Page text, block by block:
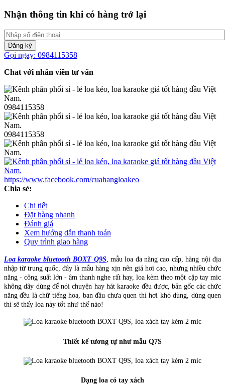
Nhận thông tin khi có hàng trở lại
Đăng ký
Gọi ngay: 0984115358
Chat với nhân viên tư vấn
0984115358
0984115358
https://www.facebook.com/cuahangloakeo
Chia sẻ:
Chi tiết
Đặt hàng nhanh
Đánh giá
Xem hướng dẫn thanh toán
Quy trình giao hàng
Loa karaoke bluetooth BOXT Q9S, mẫu loa đa năng cao cấp, hàng nội địa
nhập từ trung quốc, đây là mẫu hàng xịn nên giá hơi cao, nhưng nhiều chức
năng - công suất lớn - âm thanh nghe rất hay, loa kèm theo một cặp tay mic
không dây dùng để nói chuyện hay hát karaoke đều được, bản gốc các chức
năng đều là chữ tiếng hoa, ban đầu chưa quen thì hơi khó dùng, dùng quen
thì sẽ thấy loa này tốt như thế nào!
Thiết kế tương tự như mẫu Q7S
Dạng loa có tay xách